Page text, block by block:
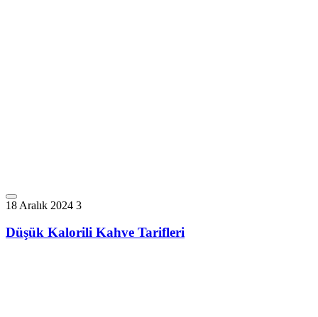
18 Aralık 2024 3
Düşük Kalorili Kahve Tarifleri